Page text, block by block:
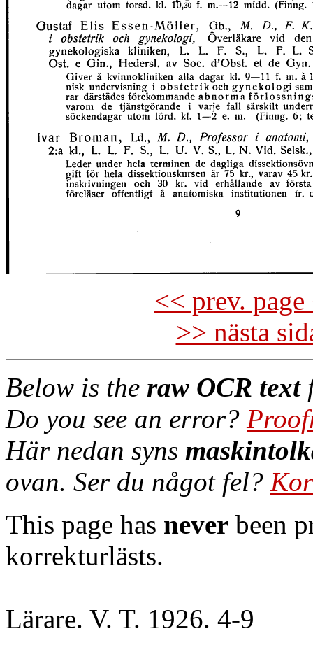
<< prev.
>> nästa
Below is the raw OCR text
Do you see an error?
Här nedan syns
ovan. Ser du något fel?
This page has never been
korrekturlästs.
Lärare. V. T. 1926. 4-9